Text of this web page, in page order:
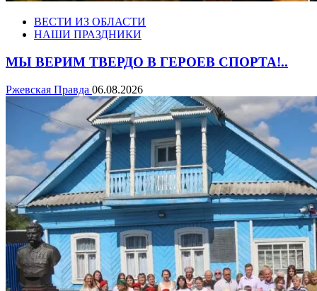
ВЕСТИ ИЗ ОБЛАСТИ
НАШИ ПРАЗДНИКИ
МЫ ВЕРИМ ТВЕРДО В ГЕРОЕВ СПОРТА!..
Ржевская Правда 06.08.2026